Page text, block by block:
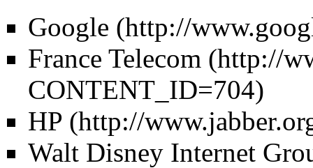
Google
France Telecom
HP
Walt Disney Internet